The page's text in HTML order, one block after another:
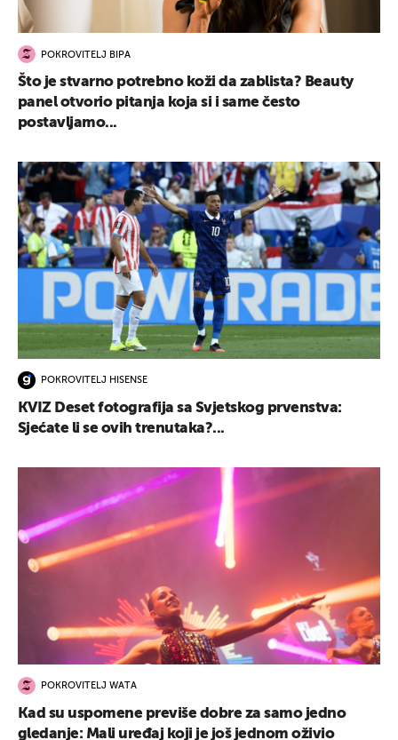
POKROVITELJ BIPA
Što je stvarno potrebno koži da zablista? Beauty
panel otvorio pitanja koja si i same često
postavljamo...
POKROVITELJ HISENSE
KVIZ Deset fotografija sa Svjetskog prvenstva:
Sjećate li se ovih trenutaka?...
POKROVITELJ WATA
Kad su uspomene previše dobre za samo jedno
gledanje: Mali uređaj koji je još jednom oživio